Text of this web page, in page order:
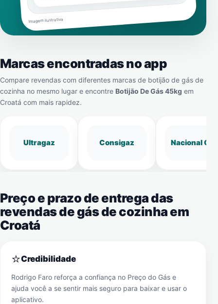
Imagem ilustrativa
Marcas encontradas no app
Compare revendas com diferentes marcas de botijão de gás de
cozinha no mesmo lugar e encontre Botijão De Gás 45kg em
Croatá com mais rapidez.
Ultragaz Consigaz Nacional Gás
Preço e prazo de entrega das
revendas de gás de cozinha em
Croatá
⭐Credibilidade
Rodrigo Faro reforça a confiança no Preço do Gás e
ajuda você a se sentir mais seguro para baixar e usar o
aplicativo.